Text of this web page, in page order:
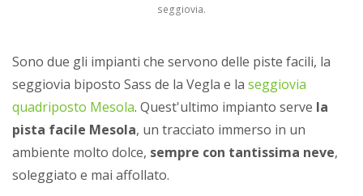
seggiovia.
Sono due gli impianti che servono delle piste facili, la
seggiovia biposto Sass de la Vegla e la seggiovia
quadriposto Mesola. Quest'ultimo impianto serve la
pista facile Mesola, un tracciato immerso in un
ambiente molto dolce, sempre con tantissima neve,
soleggiato e mai affollato.